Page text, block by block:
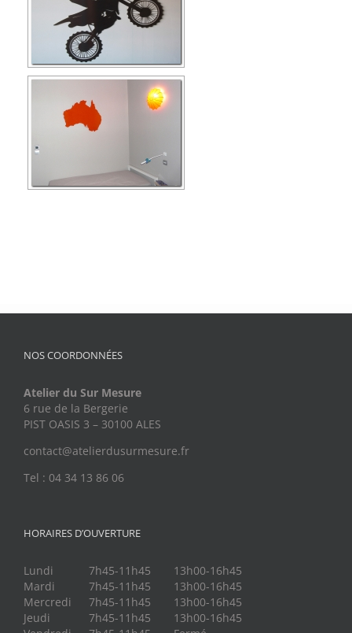
NOS COORDONNÉES
Atelier du Sur Mesure
6 rue de la Bergerie
PIST OASIS 3 – 30100 ALES
contact@atelierdusurmesure.fr
Tel : 04 34 13 86 06
HORAIRES D’OUVERTURE
Lundi 7h45-11h45
13h00-16h45
Mardi
7h45-11h45
13h00-16h45
Mercredi
7h45-11h45
13h00-16h45
Jeudi
7h45-11h45
13h00-16h45